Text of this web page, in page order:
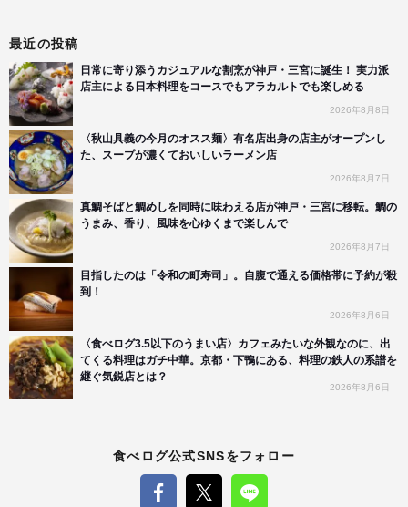
最近の投稿
日常に寄り添うカジュアルな割烹が神戸・三宮に誕生！ 実力派
店主による日本料理をコースでもアラカルトでも楽しめる
2026年8月8日
〈秋山具義の今月のオスス麺〉有名店出身の店主がオープンし
た、スープが濃くておいしいラーメン店
2026年8月7日
真鯛そばと鯛めしを同時に味わえる店が神戸・三宮に移転。鯛の
うまみ、香り、風味を心ゆくまで楽しんで
2026年8月7日
目指したのは「令和の町寿司」。自腹で通える価格帯に予約が殺
到！
2026年8月6日
〈食べログ3.5以下のうまい店〉カフェみたいな外観なのに、出
てくる料理はガチ中華。京都・下鴨にある、料理の鉄人の系譜を
継ぐ気鋭店とは？
2026年8月6日
食べログ公式SNSをフォロー